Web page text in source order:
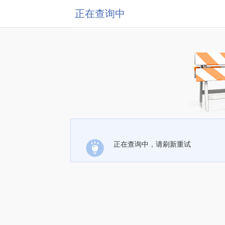
正在查询中
正在查询中，请刷新重试